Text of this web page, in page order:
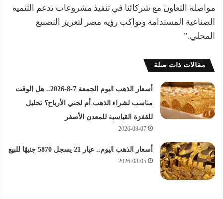
مواصلة التعاون مع شركائنا في تنفيذ مشروعات تدعم التنمية
الصناعية المستدامة وتواكب رؤية مصر لتعزيز التصنيع
المحلي.”
مقالات ذات صلة
أسعار الذهب اليوم الجمعة 7-8-2026.. هل الوقت
مناسب لشراء الذهب أم لجني الأرباح؟ تحليل
للقفزة القياسية للمعدن الأصفر
2026-08-07
أسعار الذهب اليوم.. عيار 21 يسجل 5870 جنيهًا للبيع
2026-08-05